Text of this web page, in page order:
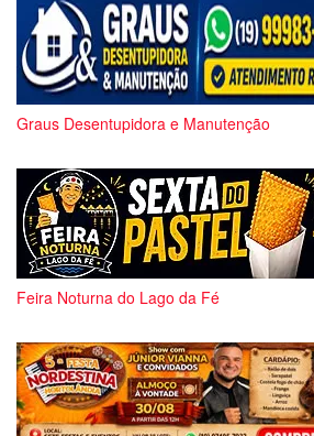
Graus Desentupidora e Manutenção
Feira Noturna do Lago da Fé